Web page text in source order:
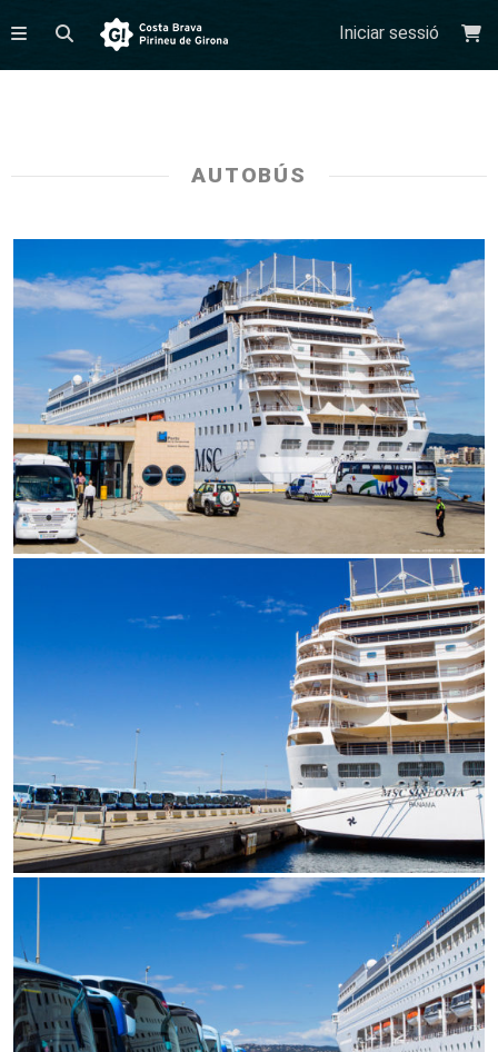
Iniciar sessió
AUTOBÚS